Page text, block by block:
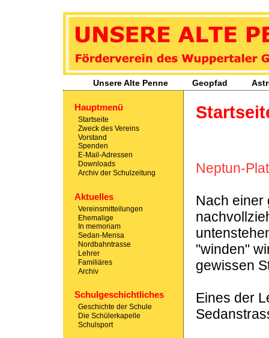
Unsere Alte Penne
- Förderverein des Wuppertaler Gymnasiums
Unsere Alte Penne Geopfad
Hauptmenü
Startseite
Zweck des Vereins
Vorstand
Spenden
E-Mail-Adressen
Downloads
Archiv der Schulzeitung
Aktuelles
Vereinsmitteilungen
Ehemalige
In memoriam
Sedan-Mensa
Nordbahntrasse
Lehrer
Familiäres
Archiv
Schulgeschichtliches
Geschichte der Schule
Die Schülerkapelle
Schulsport
Neptun-
Nach einer
"winden"
gewissen
Eines der